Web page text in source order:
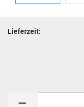
Lieferzeit: